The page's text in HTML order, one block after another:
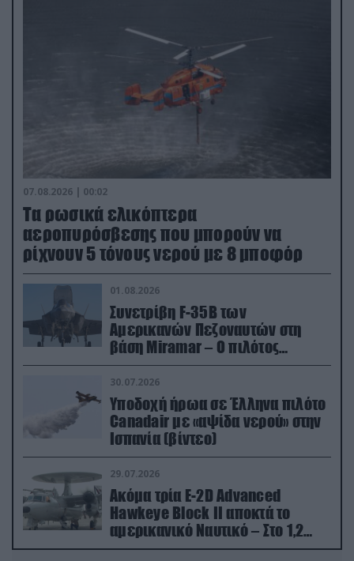
07.08.2026 | 00:02
Τα ρωσικά ελικόπτερα
αεροπυρόσβεσης που μπορούν να
ρίχνουν 5 τόνους νερού με 8 μποφόρ
01.08.2026
Συνετρίβη F-35B των
Αμερικανών Πεζοναυτών στη
βάση Miramar – Ο πιλότος
εκτινάχθηκε εγκαίρως
30.07.2026
Υποδοχή ήρωα σε Έλληνα πιλότο
Canadair με «αψίδα νερού» στην
Ισπανία (βίντεο)
29.07.2026
Ακόμα τρία E-2D Advanced
Hawkeye Block II αποκτά το
αμερικανικό Ναυτικό – Στο 1,2
δισ.δολάρια το κόστος